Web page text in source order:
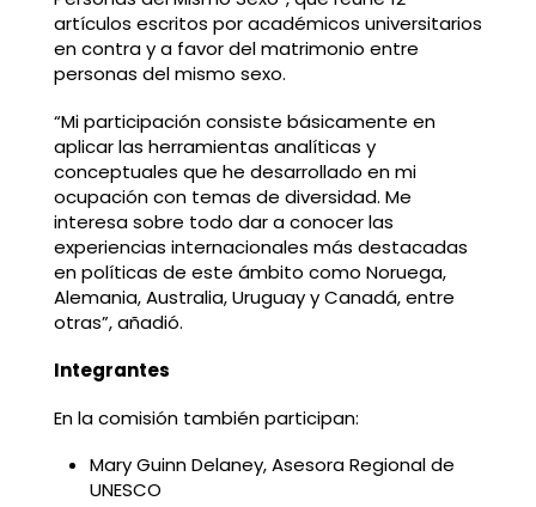
artículos escritos por académicos universitarios
en contra y a favor del matrimonio entre
personas del mismo sexo.
“Mi participación consiste básicamente en
aplicar las herramientas analíticas y
conceptuales que he desarrollado en mi
ocupación con temas de diversidad. Me
interesa sobre todo dar a conocer las
experiencias internacionales más destacadas
en políticas de este ámbito como Noruega,
Alemania, Australia, Uruguay y Canadá, entre
otras”, añadió.
Integrantes
En la comisión también participan:
Mary Guinn Delaney, Asesora Regional de
UNESCO